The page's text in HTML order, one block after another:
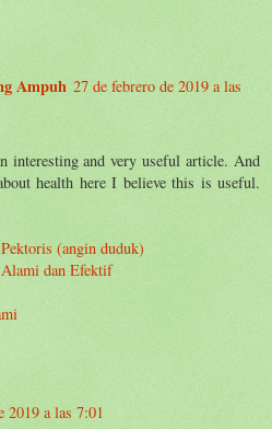
Ampuh 27 de febrero de 2019 a las
interesting and very useful article. And
health here I believe this is useful.
(angin duduk)
dan Efektif
2019 a las 7:01